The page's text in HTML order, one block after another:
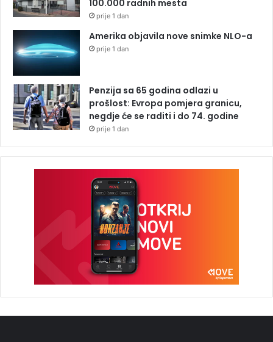
100.000 radnih mesta
prije 1 dan
Amerika objavila nove snimke NLO-a
prije 1 dan
Penzija sa 65 godina odlazi u
prošlost: Evropa pomjera granicu,
negdje će se raditi i do 74. godine
prije 1 dan